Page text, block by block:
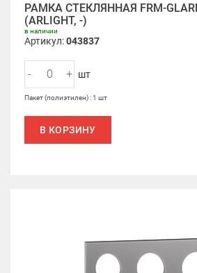
РАМКА СТЕКЛЯННАЯ FRM-
(ARLIGHT, -)
в наличии
Артикул:043837
- + шт
Пакет (полиэтилен) : 1 шт
В КОРЗИНУ